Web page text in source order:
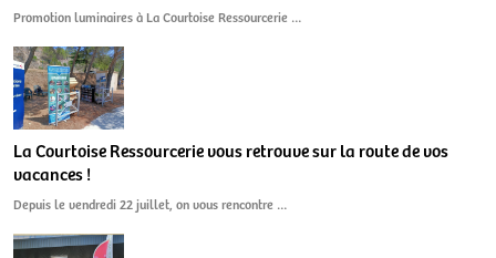
Promotion luminaires à La Courtoise Ressourcerie …
La Courtoise Ressourcerie vous retrouve sur la route de vos
vacances !
Depuis le vendredi 22 juillet, on vous rencontre …